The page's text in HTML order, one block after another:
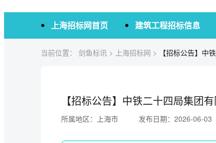
上海招标网首页 建筑工程招标信息
当前位置： 剑鱼标讯 > 上海招标网 > 【招标公告】中
【招标公告】中铁二十四局集团
所属地区：上海市 发布日期：2026-06-03